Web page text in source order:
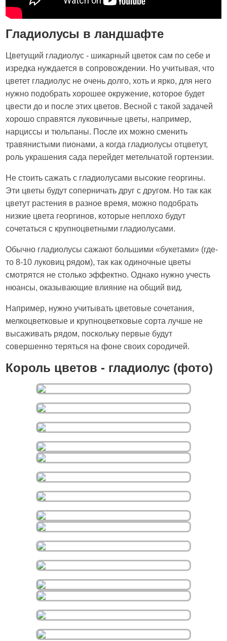
Гладиолусы в ландшафте
Цветущий гладиолус - шикарный цветок сам по себе и
изредка нуждается в сопровождении. Но учитывая, что
цветет гладиолус не очень долго, хоть и ярко, для него
нужно подобрать хорошее окружение, которое будет
цвести до и после этих цветов. Весной с такой задачей
хорошо справятся луковичные цветы, например,
нарциссы и тюльпаны. После их можно сменить
травянистыми пионами, а когда гладиолусы отцветут,
роль украшения сада перейдет метельчатой гортензии.
Не стоить сажать с гладиолусами высокие георгины.
Эти цветы будут соперничать друг с другом. Но так как
цветут растения в разное время, можно подобрать
низкие цвета георгинов, которые неплохо будут
сочетаться с крупноцветными гладиолусами.
Обычно гладиолусы сажают большими «букетами» (где-
то 8-10 луковиц рядом), так как одиночные цветы
смотрятся не столько эффектно. Однако нужно учесть
нюансы, оказывающие влияние на общий вид.
Например, нужно учитывать цветовые сочетания,
мелкоцветковые и крупноцветковые сорта лучше не
высаживать рядом, поскольку первые будут
совершенно теряться на фоне своих сородичей.
Король цветов - гладиолус (фото)